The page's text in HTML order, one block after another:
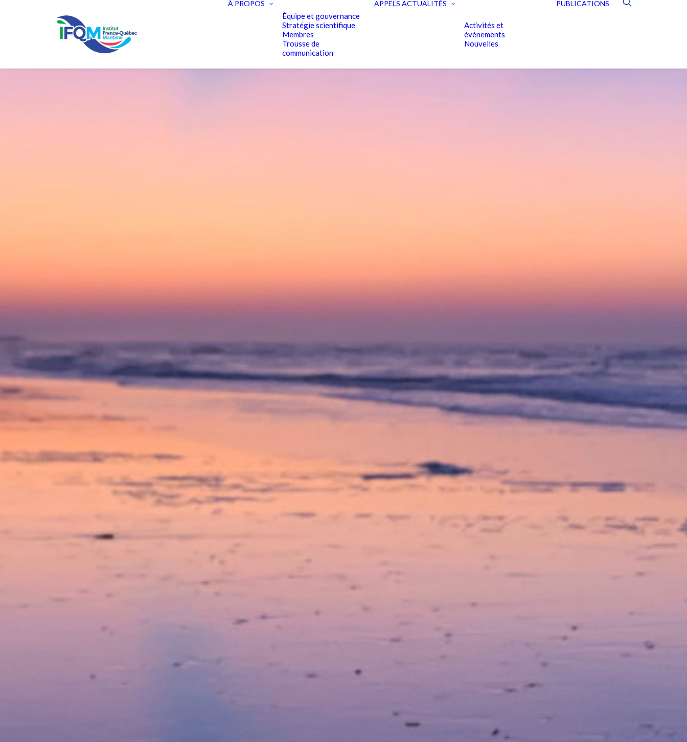
À PROPOS
Équipe et gouvernance
Stratégie scientifique
Membres
Trousse de
communication
APPELS ACTUALITÉS
Activités et
événements
Nouvelles
PUBLICATIONS